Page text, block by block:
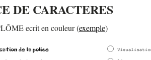
DE CARACTERES
ecrit en couleur (exemple)